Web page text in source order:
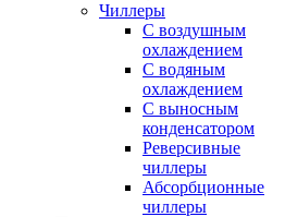
Чиллеры
С воздушным
охлаждением
С водяным
охлаждением
С выносным
конденсатором
Реверсивные
чиллеры
Абсорбционные
чиллеры